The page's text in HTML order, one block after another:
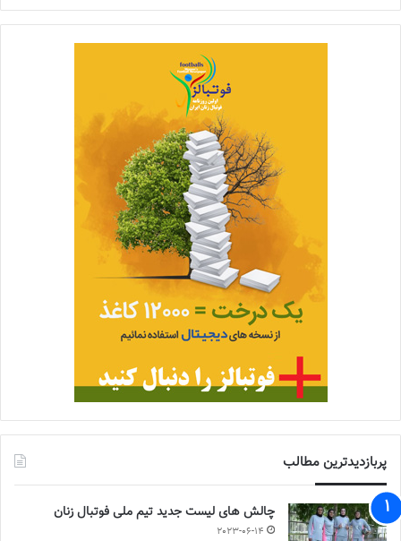
پربازدیدترین مطالب
چالش هاى ليست جدید تيم ملى فوتبال زنان
2023-06-14